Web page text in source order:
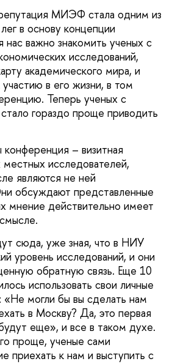
МИЭФ стала одним из
в основу концепции
важно знакомить ученых с
исследований,
академического мира, и
участию в его жизни, в том
Теперь ученых с
гораздо проще приводить
– визитная
местных исследователей,
являются не ней
обсуждают представленные
мнение действительно имеет
сюда, уже зная, что в НИУ
уровень исследований, и они
обратную связь. Еще 10
использовать свои личные
«Не могли бы вы сделать нам
в Москву? Да, это первая
еще», и все в таком духе.
проще, ученые сами
приехать к нам и выступить с